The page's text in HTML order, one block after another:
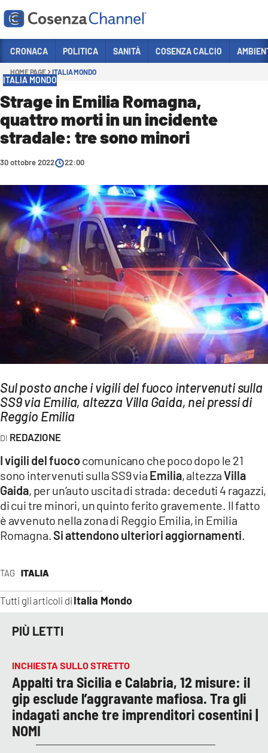
Sezioni
CRONACA
POLITICA
COSENZA CALCIO
ECONOMIA E LAVORO
SANITÀ
SPORT
CULTURA
AMBIENTE
Streaming
LAC TV
LAC ONAIR
LaC
Network
LACONAIR.IT
LACITYMAG.IT
ILREGGINO.IT
COSENZACHANNEL.IT
LACAPITALENEWS.IT
App
APPLE
CRONACA POLITICA SANITÀ COSENZA CALCIO
HOME PAGE ITALIA MONDO
ITALIA MONDO
Strage in Emilia Romagna,
quattro morti in un incidente
stradale: tre sono minori
30 ottobre 2022 22:00
Sul posto anche i vigili del fuoco intervenuti sulla
SS9 via Emilia, altezza Villa Gaida, nei pressi di
Reggio Emilia
REDAZIONE
TAG ITALIA
Tutti gli articoli di Italia Mondo
I vigili del fuococomunicano che poco dopo le 21
sono intervenuti sulla SS9 via Emilia, altezzaVilla
Gaida, per un’auto uscita di strada: deceduti 4 ragazzi,
di cui tre minori, un quinto ferito gravemente. Il fatto
è avvenuto nella zona di Reggio Emilia, in Emilia
Romagna.Si attendono ulteriori aggiornamenti
PIÙ LETTI
INCHIESTA SULLO STRETTO
Appalti tra Sicilia e Calabria, 12 misure: il
gip esclude l’aggravante mafiosa. Tra gli
indagati anche tre imprenditori cosentini |
NOMI